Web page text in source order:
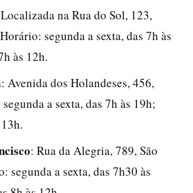
na Rua do Sol, 123,
segunda a sexta, das 7h às
às 12h.
: Avenida dos Holandeses, 456,
a sexta, das 7h às 19h;
: Rua da Alegria, 789, São
segunda a sexta, das 7h30 às